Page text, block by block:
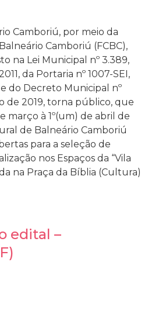
Camboriú, por meio da
Camboriú (FCBC),
na Lei Municipal nº 3.389,
da Portaria nº 1007-SEI,
do Decreto Municipal nº
de 2019, torna público, que
março à 1º(um) de abril de
de Balneário Camboriú
para a seleção de
nos Espaços da “Vila
na Praça da Bíblia (Cultura)
edital –